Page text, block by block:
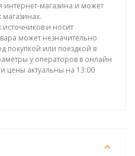
интернет-магазина и может
магазинах.
и носит
может незначительно
покупкой или поездкой в
у операторов в онлайн
цены актуальны на 13:00